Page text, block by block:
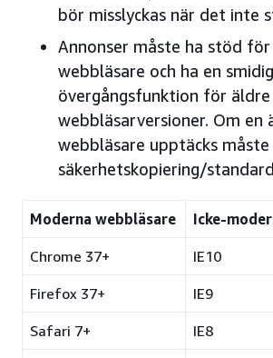
bör misslyckas när det inte
Annonser måste ha stöd
webbläsare och ha en smidig
övergångsfunktion för äldre
webbläsarversioner. Om en
webbläsare upptäcks
säkerhetskopiering/
Moderna webbläsare Icke-
Chrome 37+ IE10
Firefox 37+ IE9
Safari 7+ IE8